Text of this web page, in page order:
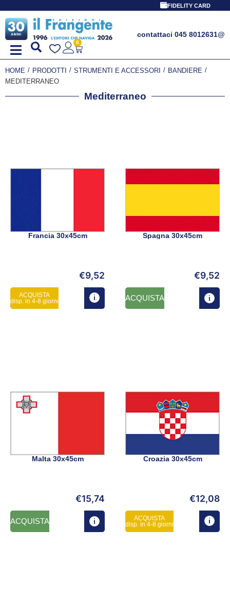
FIDELITY CARD
contattaci 045 8012631@
0
HOME / PRODOTTI / STRUMENTI E ACCESSORI / BANDIERE /
MEDITERRANEO
Mediterraneo
Francia 30x45cm
€9,52
ACQUISTA
disp. in 4-8 giorni
Spagna 30x45cm
€9,52
ACQUISTA
Malta 30x45cm
€15,74
ACQUISTA
Croazia 30x45cm
€12,08
ACQUISTA
disp. in 4-8 giorni